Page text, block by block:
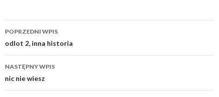
Nawigacja
wpisu
POPRZEDNI WPIS
odlot 2, inna historia
NASTĘPNY WPIS
nic nie wiesz